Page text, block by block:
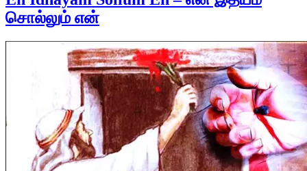
சொல்லும் என்